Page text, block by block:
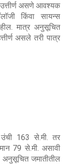
उत्तीर्ण असणे आवश्यक
किंवा सायन्स
मात्र अनुसूचित
असले तरी पात्र
उंची 163 से.मी. तर
79 से.मी. असावी
जमातीतील